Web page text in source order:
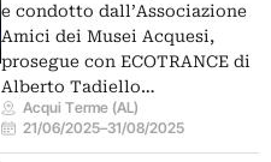
e condotto dall’Associazione
Amici dei Musei Acquesi,
prosegue con ECOTRANCE di
Alberto Tadiello…
Acqui Terme (AL)
21/06/2025–31/08/2025